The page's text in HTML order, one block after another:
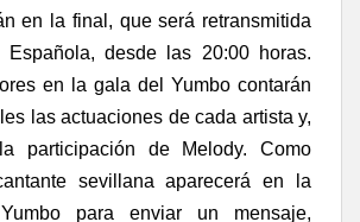
en la final, que será retransmitida
Española, desde las 20:00 horas.
en la gala del Yumbo contarán
las actuaciones de cada artista y,
participación de Melody. Como
sevillana aparecerá en la
para enviar un mensaje,